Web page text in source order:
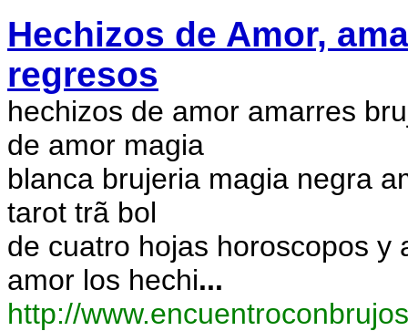
Hechizos de Amor,
regresos
hechizos de amor amarres
de amor magia
blanca brujeria magia negra
tarot trã bol
de cuatro hojas horoscopos y
amor los hechi...
http://